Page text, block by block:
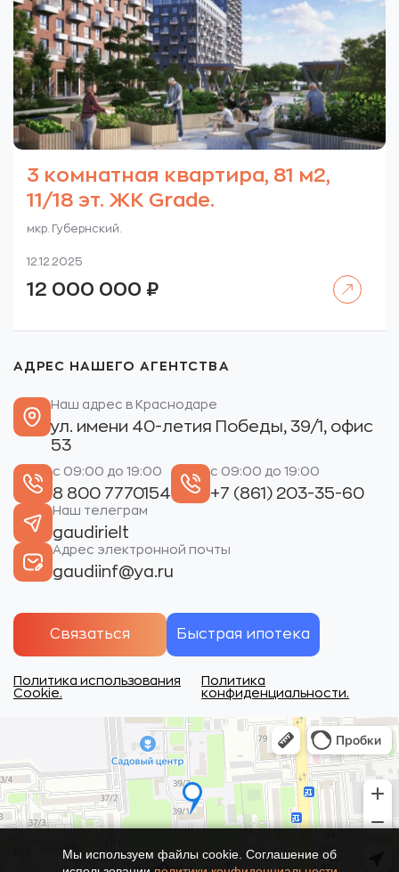
3 комнатная квартира, 81 м2,
11/18 эт. ЖК Grade.
мкр. Губернский.
12.12.2025
12 000 000 ₽
АДРЕС НАШЕГО АГЕНТСТВА
Наш адрес в Краснодаре
ул. имени 40-летия Победы, 39/1, офис
53
с 09:00 до 19:00
8 800 7770154
с 09:00 до 19:00
+7 (861) 203-35-60
Наш телеграм
gaudirielt
Адрес электронной почты
gaudiinf@ya.ru
Связаться Быстрая ипотека
Политика использования
Cookie.
Политика
конфиденциальности.
Мы используем файлы cookie. Соглашение об